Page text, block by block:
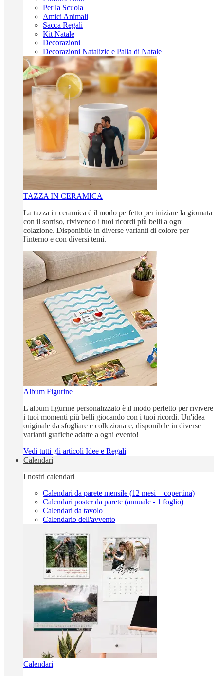
Per la Scuola
Amici Animali
Sacca Regali
Kit Natale
Decorazioni
Decorazioni Natalizie e Palla di Natale
TAZZA IN CERAMICA
La tazza in ceramica è il modo perfetto per iniziare la giornata
con il sorriso, rivivendo i tuoi ricordi più belli a ogni
colazione. Disponibile in diverse varianti di colore per
l'interno e con diversi temi.
Album Figurine
L'album figurine personalizzato è il modo perfetto per rivivere
i tuoi momenti più belli giocando con i tuoi ricordi. Un'idea
originale da sfogliare e collezionare, disponibile in diverse
varianti grafiche adatte a ogni evento!
Vedi tutti gli articoli Idee e Regali
Calendari
I nostri calendari
Calendari da parete mensile (12 mesi + copertina)
Calendari poster da parete (annuale - 1 foglio)
Calendari da tavolo
Calendario dell'avvento
Calendari